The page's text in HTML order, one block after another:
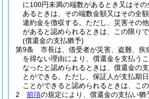
に100円未満の端数があるとき又はそ
あるときは、その端数金額又はその全
違約金を徴収する。 ただし、災害その
があると認められるときは、この限りで
(償還金の支払猶予)
第9条
市長は、借受者が災害、盗難、疾
を得ない理由により、償還金を支払う
なったと認められるときは、償還金の
とができる。 ただし、保証人が支払期
ことができると認められるときは、この
2
前項の規定により、償還金の支払い猶